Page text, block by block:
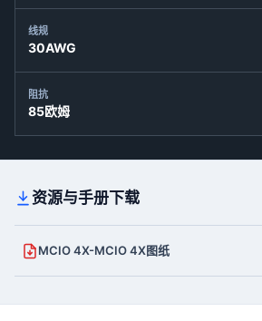
线规
30AWG
阻抗
85欧姆
资源与手册下载
MCIO 4X-MCIO 4X图纸